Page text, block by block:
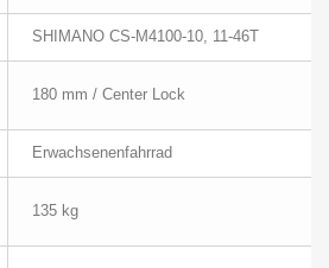
SHIMANO CS-M4100-10, 11-46T
180 mm / Center Lock
Erwachsenenfahrrad
135 kg